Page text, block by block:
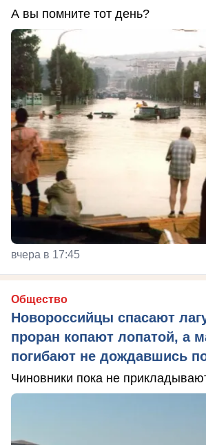
А вы помните тот день?
вчера в 17:45
Общество
Новороссийцы спасают
проран копают лопатой, а
погибают не дождавшись
Чиновники пока не